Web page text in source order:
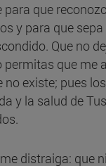
que
y para que
Que no
permitas que me
no existe; pues
y la salud de
distraiga: que